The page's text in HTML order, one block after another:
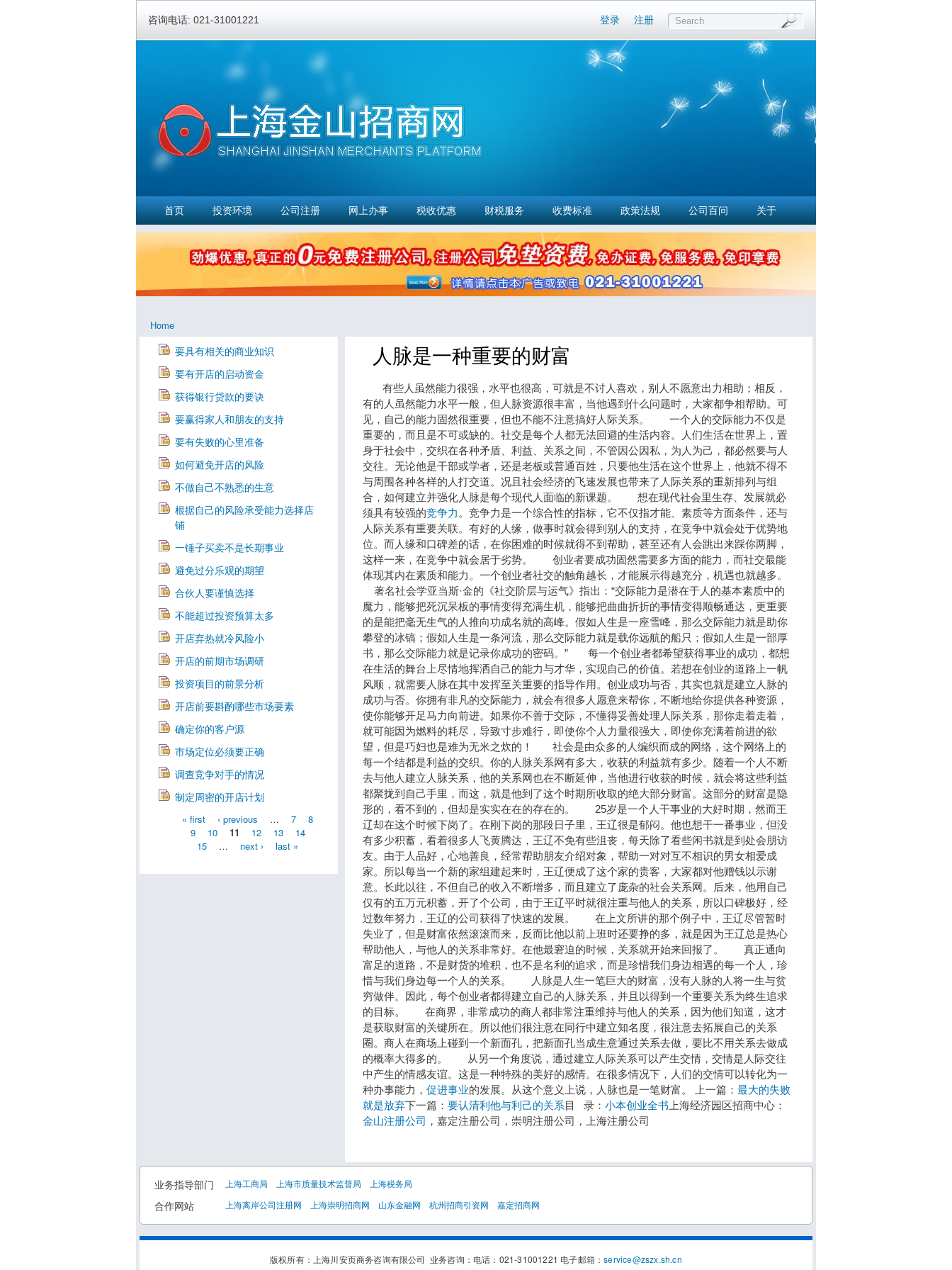
content
咨询电话: 021-31001221 Search
注册
登录
首页 投资环境 公司注册 网上办事 税收优惠 财税服务 收费标准 政策法规 公司百问 关于
Home
要具有相关的商业知识
要有开店的启动资金
获得银行贷款的要诀
要赢得家人和朋友的支持
要有失败的心里准备
如何避免开店的风险
不做自己不熟悉的生意
根据自己的风险承受能力选择店
铺
一锤子买卖不是长期事业
避免过分乐观的期望
合伙人要谨慎选择
不能超过投资预算太多
开店弃热就冷风险小
开店的前期市场调研
投资项目的前景分析
开店前要斟酌哪些市场要素
确定你的客户源
市场定位必须要正确
调查竞争对手的情况
制定周密的开店计划
« first ‹ previous … 7
8
9
10 11 12 13
14
15
… next › last »
人脉是一种重要的财富
有些人虽然能力很强，水平也很高，可就是不讨人喜欢，别人不愿意出力相助；相反，
有的人虽然能力水平一般，但人脉资源很丰富，当他遇到什么问题时，大家都争相帮助。可
见，自己的能力固然很重要，但也不能不注意搞好人际关系。 一个人的交际能力不仅是
重要的，而且是不可或缺的。社交是每个人都无法回避的生活内容。人们生活在世界上，置
身于社会中，交织在各种矛盾、利益、关系之间，不管因公因私，为人为己，都必然要与人
交往。无论他是干部或学者，还是老板或普通百姓，只要他生活在这个世界上，他就不得不
与周围各种各样的人打交道。况且社会经济的飞速发展也带来了人际关系的重新排列与组
合，如何建立并强化人脉是每个现代人面临的新课题。 想在现代社会里生存、发展就必
须具有较强的竞争力 。竞争力是一个综合性的指标，它不仅指才能、素质等方面条件，还与
人际关系有重要关联。有好的人缘，做事时就会得到别人的支持，在竞争中就会处于优势地
位。而人缘和口碑差的话，在你困难的时候就得不到帮助，甚至还有人会跳出来踩你两脚，
这样一来，在竞争中就会居于劣势。 创业者要成功固然需要多方面的能力，而社交最能
体现其内在素质和能力。一个创业者社交的触角越长，才能展示得越充分，机遇也就越多。
著名社会学亚当斯·金的《社交阶层与运气》指出：“交际能力是潜在于人的基本素质中的
魔力，能够把死沉呆板的事情变得充满生机，能够把曲曲折折的事情变得顺畅通达，更重要
的是能把毫无生气的人推向功成名就的高峰。假如人生是一座雪峰，那么交际能力就是助你
攀登的冰镐；假如人生是一条河流，那么交际能力就是载你远航的船只；假如人生是一部厚
书，那么交际能力就是记录你成功的密码。” 每一个创业者都希望获得事业的成功，都想
在生活的舞台上尽情地挥洒自己的能力与才华，实现自己的价值。若想在创业的道路上一帆
风顺，就需要人脉在其中发挥至关重要的指导作用。创业成功与否，其实也就是建立人脉的
成功与否。你拥有非凡的交际能力，就会有很多人愿意来帮你，不断地给你提供各种资源，
使你能够开足马力向前进。如果你不善于交际，不懂得妥善处理人际关系，那你走着走着，
就可能因为燃料的耗尽，导致寸步难行，即使你个人力量很强大，即使你充满着前进的欲
望，但是巧妇也是难为无米之炊的！ 社会是由众多的人编织而成的网络，这个网络上的
每一个结都是利益的交织。你的人脉关系网有多大，收获的利益就有多少。随着一个人不断
去与他人建立人脉关系，他的关系网也在不断延伸，当他进行收获的时候，就会将这些利益
都聚拢到自己手里，而这，就是他到了这个时期所收取的绝大部分财富。这部分的财富是隐
形的，看不到的，但却是实实在在的存在的。 25岁是一个人干事业的大好时期，然而王
辽却在这个时候下岗了。在刚下岗的那段日子里，王辽很是郁闷。他也想干一番事业，但没
有多少积蓄，看着很多人飞黄腾达，王辽不免有些沮丧，每天除了看些闲书就是到处会朋访
友。由于人品好，心地善良，经常帮助朋友介绍对象，帮助一对对互不相识的男女相爱成
家。所以每当一个新的家组建起来时，王辽便成了这个家的贵客，大家都对他赠钱以示谢
意。长此以往，不但自己的收入不断增多，而且建立了庞杂的社会关系网。后来，他用自己
仅有的五万元积蓄，开了个公司，由于王辽平时就很注重与他人的关系，所以口碑极好，经
过数年努力，王辽的公司获得了快速的发展。 在上文所讲的那个例子中，王辽尽管暂时
失业了，但是财富依然滚滚而来，反而比他以前上班时还要挣的多，就是因为王辽总是热心
帮助他人，与他人的关系非常好。在他最窘迫的时候，关系就开始来回报了。 真正通向
富足的道路，不是财货的堆积，也不是名利的追求，而是珍惜我们身边相遇的每一个人，珍
惜与我们身边每一个人的关系。 人脉是人生一笔巨大的财富，没有人脉的人将一生与贫
穷做伴。因此，每个创业者都得建立自己的人脉关系，并且以得到一个重要关系为终生追求
的目标。 在商界，非常成功的商人都非常注重维持与他人的关系，因为他们知道，这才
是获取财富的关键所在。所以他们很注意在同行中建立知名度，很注意去拓展自己的关系
圈。商人在商场上碰到一个新面孔，把新面孔当成生意通过关系去做，要比不用关系去做成
的概率大得多的。 从另一个角度说，通过建立人际关系可以产生交情，交情是人际交往
中产生的情感友谊。这是一种特殊的美好的感情。在很多情况下，人们的交情可以转化为一
种办事能力， 促进事业的发展。从这个意义上说，人脉也是一笔财富。 上一篇： 最大的失败
就是放弃下一篇： 要认清利他与利己的关系目 录： 小本创业全书 上海经济园区招商中心：
金山注册公司 ，嘉定注册公司，崇明注册公司，上海注册公司
业务指导部门 上海工商局 上海市质量技术监督局 上海税务局
合作网站 上海离岸公司注册网 上海崇明招商网 山东金融网 杭州招商引资网 嘉定招商网
版权所有：上海川安页商务咨询有限公司 业务咨询：电话：021-31001221 电子邮箱：service@zszx.sh.cn